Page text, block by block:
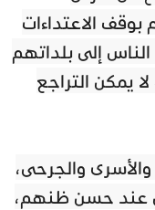
بوقف الاعتداءات
إلى بلداتهم
يمكن التراجع
والجرحى،
عند حسن ظنهم،